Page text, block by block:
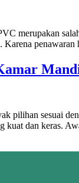
merupakan
pilihan sesuai
kuat dan keras.